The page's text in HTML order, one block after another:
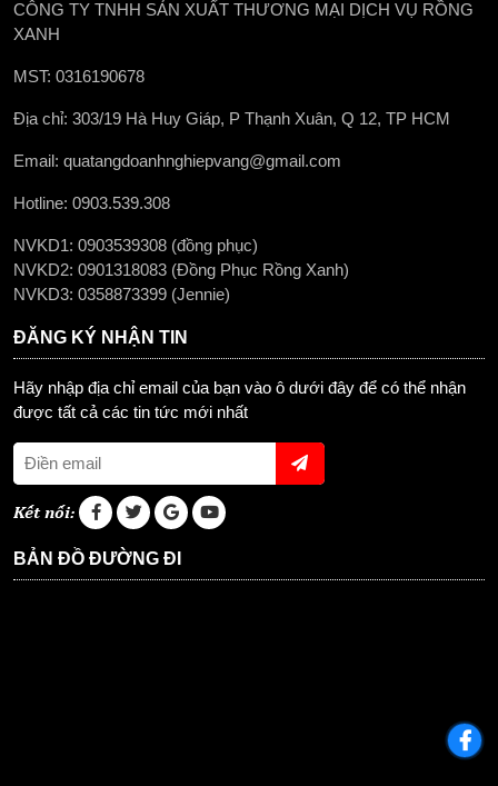
CÔNG TY TNHH SẢN XUẤT THƯƠNG MẠI DỊCH VỤ RỒNG
XANH
MST: 0316190678
Địa chỉ: 303/19 Hà Huy Giáp, P Thạnh Xuân, Q 12, TP HCM
Email: quatangdoanhnghiepvang@gmail.com
Hotline: 0903.539.308
NVKD1: 0903539308 (đồng phục)
NVKD2: 0901318083 (Đồng Phục Rồng Xanh)
NVKD3: 0358873399 (Jennie)
ĐĂNG KÝ NHẬN TIN
Hãy nhập địa chỉ email của bạn vào ô dưới đây để có thể nhận
được tất cả các tin tức mới nhất
Kết nối:
BẢN ĐỒ ĐƯỜNG ĐI